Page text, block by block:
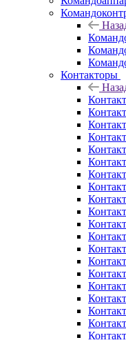
Контакторы